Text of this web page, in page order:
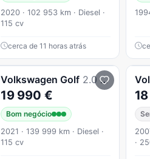
2020 · 102 953 km · Diesel ·
115 cv
cerca de 11 horas atrás
Volkswagen Golf 2.0 TDI Life
19 990 €
Bom negócio
2021 · 139 999 km · Diesel ·
115 cv
·